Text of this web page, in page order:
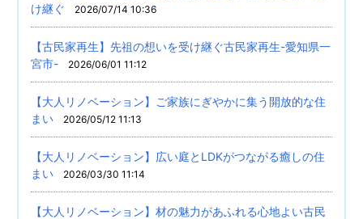
け継ぐ
2026/07/14 10:36
【古民家再生】先祖の想いを受け継ぐ古民家再生-愛知県一
宮市-
2026/06/01 11:12
【大人リノベーション】ご家族にぎやかに集う開放的な住
まい
2026/05/12 11:13
【大人リノベーション】広い庭とLDKがつながる癒しの住
まい
2026/03/30 11:14
【大人リノベーション】材の魅力があふれる心地よい古民